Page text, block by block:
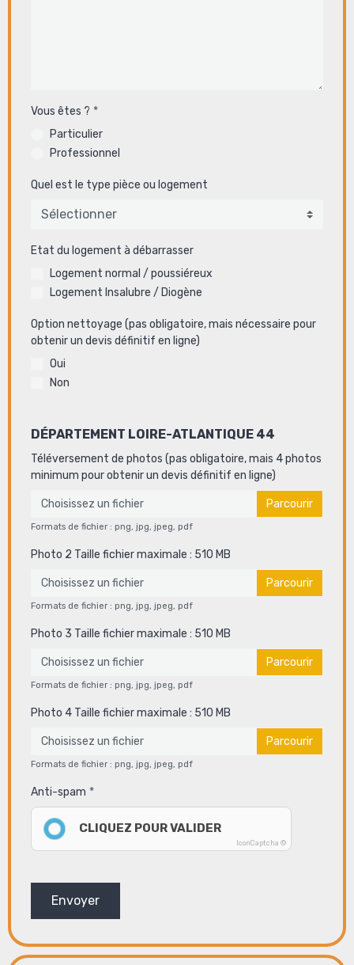
Vous êtes ?
Particulier
Professionnel
Quel est le type pièce ou logement
Etat du logement à débarrasser
Logement normal / poussiéreux
Logement Insalubre / Diogène
Option nettoyage (pas obligatoire, mais nécessaire pour
obtenir un devis définitif en ligne)
Oui
Non
DÉPARTEMENT LOIRE-ATLANTIQUE 44
Téléversement de photos (pas obligatoire, mais 4 photos
minimum pour obtenir un devis définitif en ligne)
Choisissez un fichier
Formats de fichier : png, jpg, jpeg, pdf
Photo 2 Taille fichier maximale : 510 MB
Choisissez un fichier
Formats de fichier : png, jpg, jpeg, pdf
Photo 3 Taille fichier maximale : 510 MB
Choisissez un fichier
Formats de fichier : png, jpg, jpeg, pdf
Photo 4 Taille fichier maximale : 510 MB
Choisissez un fichier
Formats de fichier : png, jpg, jpeg, pdf
Anti-spam
CLIQUEZ POUR VALIDER
IconCaptcha ©
Envoyer